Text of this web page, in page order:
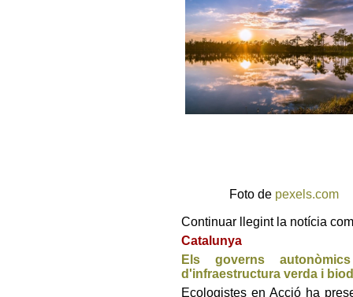
Foto de pexels.com
Continuar llegint la notícia
Catalunya
Els governs
d'infraestructura verda i
Ecologistes en Acció ha